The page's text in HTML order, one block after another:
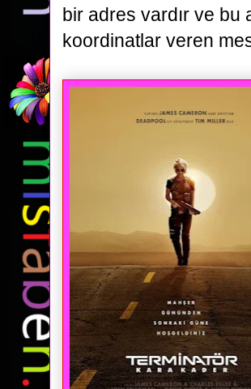
bir adres vardır ve
koordinatlar veren